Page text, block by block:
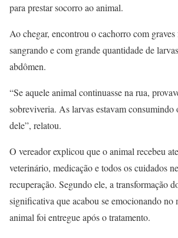
para prestar socorro ao animal.
Ao chegar, encontrou o cachorro com graves
sangrando e com grande quantidade de
abdômen.
“Se aquele animal continuasse na rua,
sobreviveria. As larvas estavam consumindo
dele”, relatou.
O vereador explicou que o animal recebeu
veterinário, medicação e todos os cuidados
recuperação. Segundo ele, a transformação
significativa que acabou se emocionando no
animal foi entregue após o tratamento.